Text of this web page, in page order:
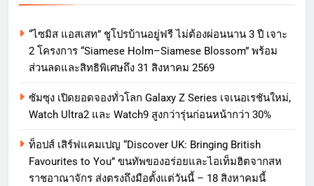
“ไซมิส แอสเสท” ชูโปรบ้านอยู่ฟรี ไม่ต้องผ่อนนาน 3 ปี เจาะ
2 โครงการ “Siamese Holm–Siamese Blossom” พร้อม
ส่วนลดและสิทธิพิเศษถึง 31 สิงหาคม 2569
ซัมซุง เปิดยอดจองทั่วโลก Galaxy Z Series เจเนอเรชันใหม่,
Watch Ultra2 และ Watch9 สูงกว่ารุ่นก่อนหน้ากว่า 30%
ท็อปส์ เสิร์ฟแคมเปญ “Discover UK: Bringing British
Favourites to You” ขนทัพของอร่อยและไอเท็มฮิตจากสห
ราชอาณาจักร ส่งตรงถึงมือตั้งแต่วันนี้ – 18 สิงหาคมนี้